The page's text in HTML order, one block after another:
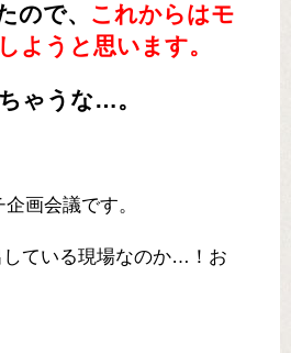
ので、 これからはモ
ようと思います。
ゃうな…。
画会議です。
している現場なのか…！お